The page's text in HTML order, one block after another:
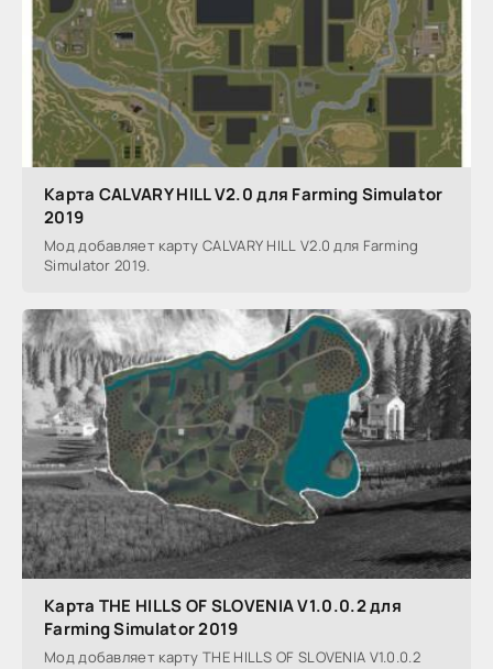
Карта CALVARY HILL V2.0 для Farming Simulator
2019
Мод добавляет карту CALVARY HILL V2.0 для Farming
Simulator 2019.
Карта THE HILLS OF SLOVENIA V1.0.0.2 для
Farming Simulator 2019
Мод добавляет карту THE HILLS OF SLOVENIA V1.0.0.2